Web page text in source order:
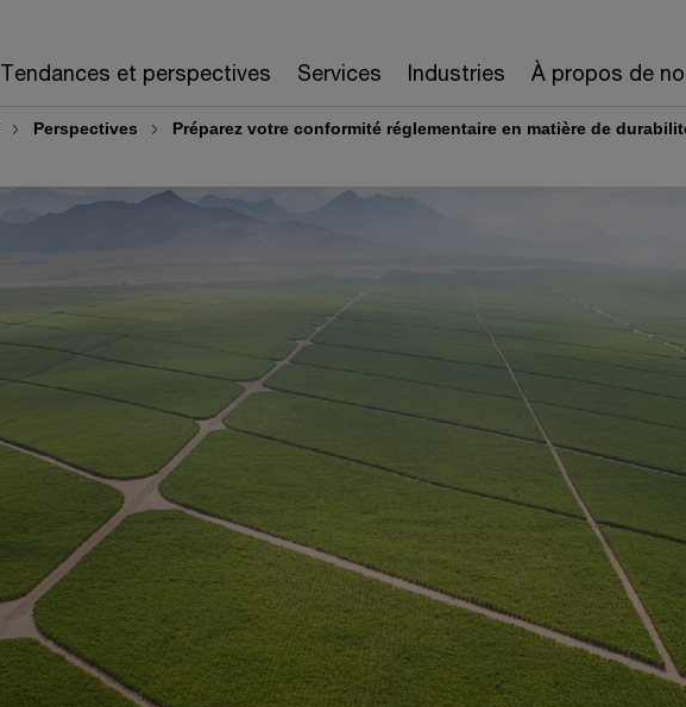
Tendances et perspectives Services Industries À propos de
Perspectives Préparez votre conformité réglementaire en matière de